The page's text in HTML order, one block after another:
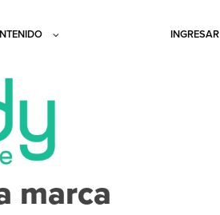
INGRESAR
marca